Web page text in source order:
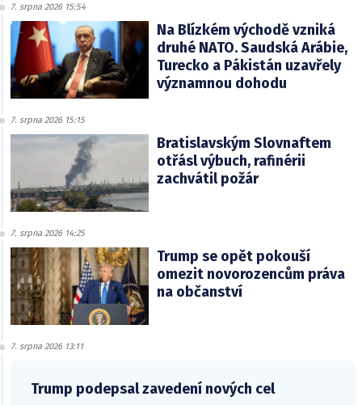
7. srpna 2026 15:54
Na Blízkém východě vzniká
druhé NATO. Saudská Arábie,
Turecko a Pákistán uzavřely
významnou dohodu
7. srpna 2026 15:15
Bratislavským Slovnaftem
otřásl výbuch, rafinérii
zachvátil požár
7. srpna 2026 14:25
Trump se opět pokouší
omezit novorozencům práva
na občanství
7. srpna 2026 13:11
Trump podepsal zavedení nových cel